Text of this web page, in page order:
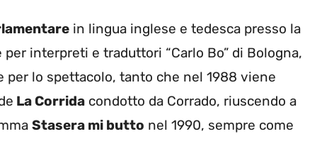
in lingua inglese e tedesca presso la
interpreti e traduttori “Carlo Bo” di Bologna,
lo spettacolo, tanto che nel 1988 viene
La Corrida condotto da Corrado, riuscendo a
Stasera mi butto nel 1990, sempre come